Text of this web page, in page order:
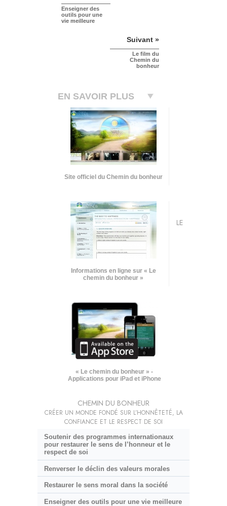
Enseigner des
outils pour une
vie meilleure
Suivant »
Le film du
Chemin du
bonheur
EN SAVOIR PLUS
Site officiel du Chemin du bonheur
Informations en ligne sur « Le
chemin du bonheur »
« Le chemin du bonheur » -
Applications pour iPad et iPhone
LE
CHEMIN DU BONHEUR
CRÉER UN MONDE FONDÉ SUR L’HONNÊTETÉ, LA
CONFIANCE ET LE RESPECT DE SOI
Soutenir des programmes internationaux
pour restaurer le sens de l’honneur et le
respect de soi
Renverser le déclin des valeurs morales
Restaurer le sens moral dans la société
Enseigner des outils pour une vie meilleure